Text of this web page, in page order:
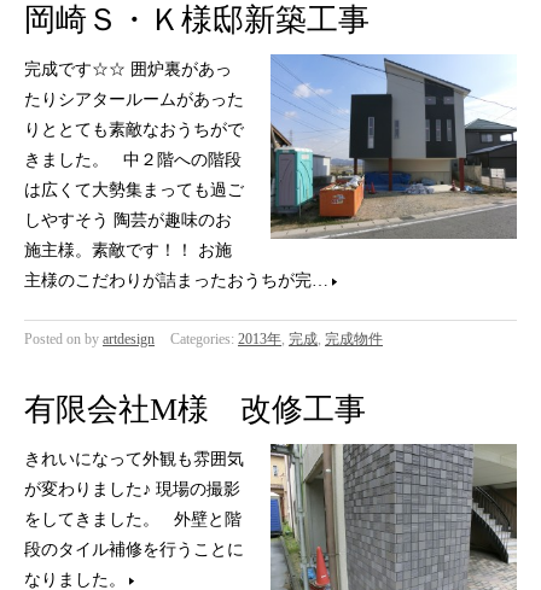
岡崎Ｓ・Ｋ様邸新築工事
完成です☆☆ 囲炉裏があっ
たりシアタールームがあった
りととても素敵なおうちがで
きました。 中２階への階段
は広くて大勢集まっても過ご
しやすそう 陶芸が趣味のお
施主様。素敵です！！ お施
主様のこだわりが詰まったおうちが完…
Posted on by artdesign Categories: 2013年, 完成, 完成物件
有限会社M様 改修工事
きれいになって外観も雰囲気
が変わりました♪ 現場の撮影
をしてきました。 外壁と階
段のタイル補修を行うことに
なりました。